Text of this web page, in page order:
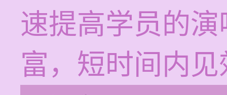
速提高学员的
富，短时间内